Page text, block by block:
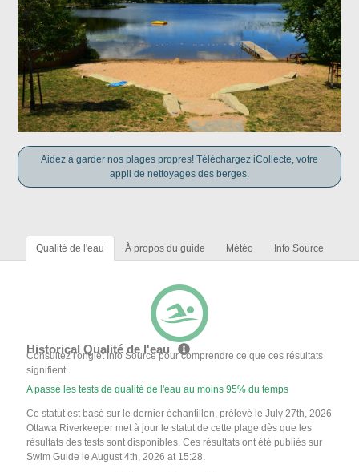
Aidez à garder nos plages propres! Téléchargez iCollecte, votre
appli de nettoyages des berges.
Qualité de l'eau À propos du guide Météo Info Source
Historical Qualité de l'eau
Consultez l'onglet Info Source pour comprendre ce que ces résultats
signifient
A passé les tests de qualité de l'eau au moins 95% du temps
Ce statut est basé sur le dernier échantillon, prélevé le July 27th, 2026
Ottawa Riverkeeper met à jour le statut de cette plage dès que les
résultats des tests sont disponibles. Ces résultats ont été publiés sur
Swim Guide le August 4th, 2026 at 15:28.